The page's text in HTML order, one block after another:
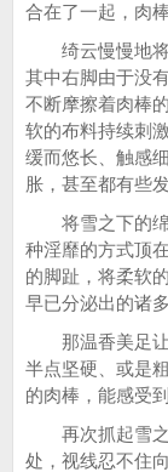
合在了一起，肉
绮云慢慢地将
其中右脚由于没
不断摩擦着肉棒
软的布料持续刺
缓而悠长、触感
胀，甚至都有些发
将雪之下的绵
种淫靡的方式顶
的脚趾，将柔软
早已分泌出的诸
那温香美足让
半点坚硬、或是
的肉棒，能感受
再次抓起雪之
处，视线忍不住